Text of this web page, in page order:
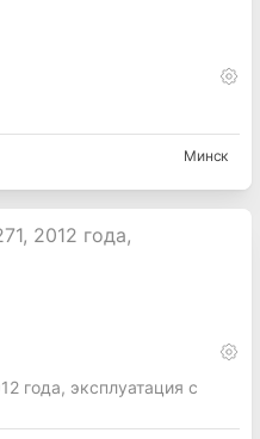
Минск
года, эксплуатация с